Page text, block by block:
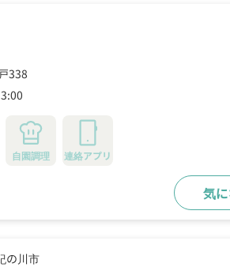
338
自園調理 連絡アプリ
気
の川市